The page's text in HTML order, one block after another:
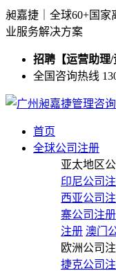
昶嘉捷｜全球60+国
业服务解决方案
招聘【运营助理/
全国咨询热线
首页
全球公司注册
亚太地区
印尼公司
西亚公司
寨公司注册
注册 澳门
欧洲公司
捷克公司